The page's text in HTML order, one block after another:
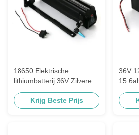
18650 Elektrische
lithiumbatterij 36V Zilveren
vis Elektrische
voertuigbatterij
Krijg Beste Prijs
36V